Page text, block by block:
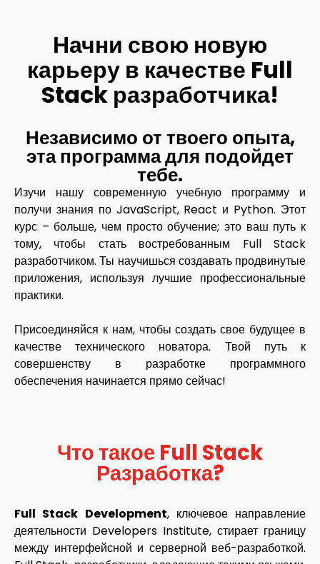
Начни свою новую
карьеру в качестве Full
Stack разработчика!​
Независимо от твоего опыта,
эта программа для подойдет
тебе. ​
Изучи нашу современную учебную программу и
получи знания по JavaScript, React и Python. Этот
курс – больше, чем просто обучение; это ваш путь к
тому, чтобы стать востребованным Full Stack
разработчиком. Ты научишься создавать продвинутые
приложения, используя лучшие профессиональные
практики.
Присоединяйся к нам, чтобы создать свое будущее в
качестве технического новатора. Твой путь к
совершенству в разработке программного
обеспечения начинается прямо сейчас!
Что такое Full Stack
Разработка?
Full Stack Development, ключевое направление
деятельности Developers Institute, стирает границу
между интерфейсной и серверной веб-разработкой.